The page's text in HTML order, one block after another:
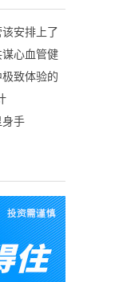
安排上了
心血管健
致体验的
身手